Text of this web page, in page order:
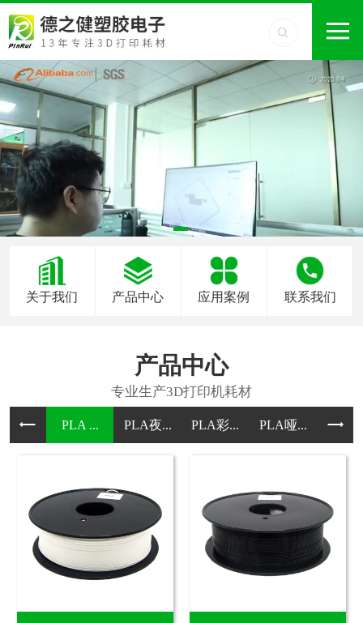
关于我们 产品中心 应用案例 联系我们
产品中心
PLA ... PLA夜... PLA彩... PLA哑... PLA